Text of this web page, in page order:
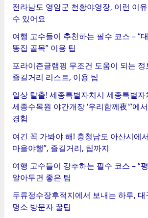
전라남도 영암군 천황야영장, 이런 이
수 있어요
여행 고수들이 추천하는 필수 코스 – “
똥집 골목” 이용 팁
포라이즌글램핑 무조건 도움이 되는
즐길거리 리스트, 이용 팁
일상 탈출! 세종특별자치시 세종특별자
세종수목원 야간개장 ‘우리함께夜'”에
경험
여긴 꼭 가봐야 해! 충청남도 아산시에
마을야행”, 즐길거리, 팁까지
여행 고수들이 강추하는 필수 코스 – “
알아두면 좋은 팁
두류정수장후적지에서 보내는 하루,
명소 방문자 꿀팁